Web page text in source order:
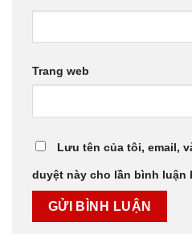
Trang web
Lưu tên của tôi, email,
duyệt này cho lần bình luận